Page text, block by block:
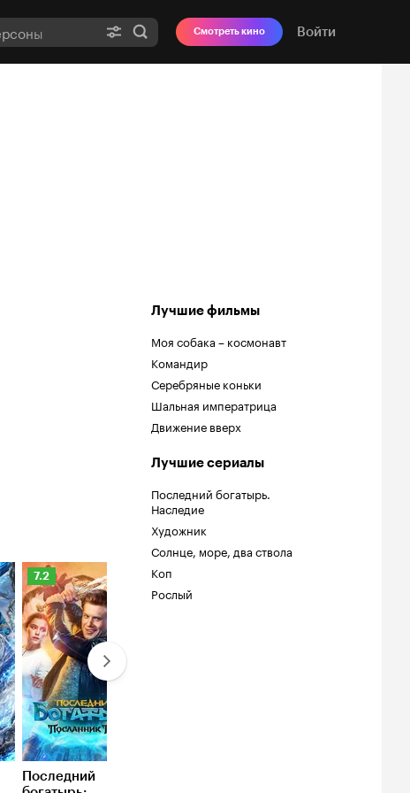
Смотреть кино Войти
Лучшие фильмы
Моя собака – космонавт
Командир
Серебряные коньки
Шальная императрица
Движение вверх
Лучшие сериалы
Последний богатырь.
Наследие
Художник
Солнце, море, два ствола
Коп
Рослый
Рейтинг
Кинопоиска
7.2
7.2
Последний
Рейтинг
Кинопоиска